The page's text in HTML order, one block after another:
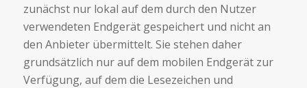
zunächst nur lokal auf dem durch den Nutzer
verwendeten Endgerät gespeichert und nicht an
den Anbieter übermittelt. Sie stehen daher
grundsätzlich nur auf dem mobilen Endgerät zur
Verfügung, auf dem die Lesezeichen und